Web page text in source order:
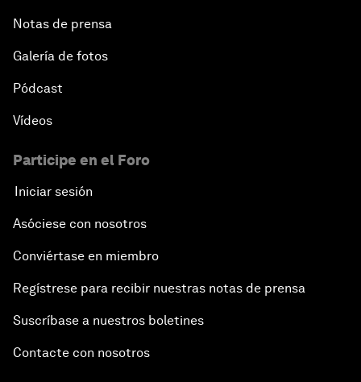
Notas de prensa
Galería de fotos
Pódcast
Vídeos
Participe en el Foro
Iniciar sesión
Asóciese con nosotros
Conviértase en miembro
Regístrese para recibir nuestras notas de prensa
Suscríbase a nuestros boletines
Contacte con nosotros